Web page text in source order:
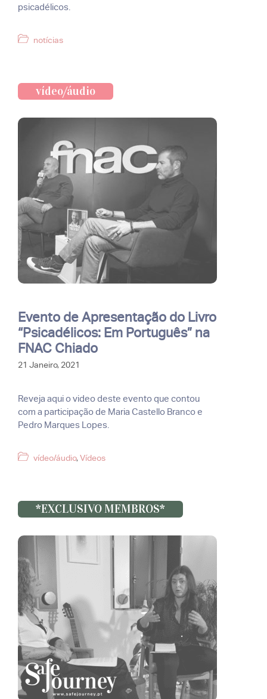
psicadélicos.
Categorias
notícias
vídeo/áudio
Evento de Apresentação do Livro
“Psicadélicos: Em Português” na
FNAC Chiado
21 Janeiro, 2021
Reveja aqui o video deste evento que contou
com a participação de Maria Castello Branco e
Pedro Marques Lopes.
Categorias
vídeo/áudio,Vídeos
*EXCLUSIVO MEMBROS*